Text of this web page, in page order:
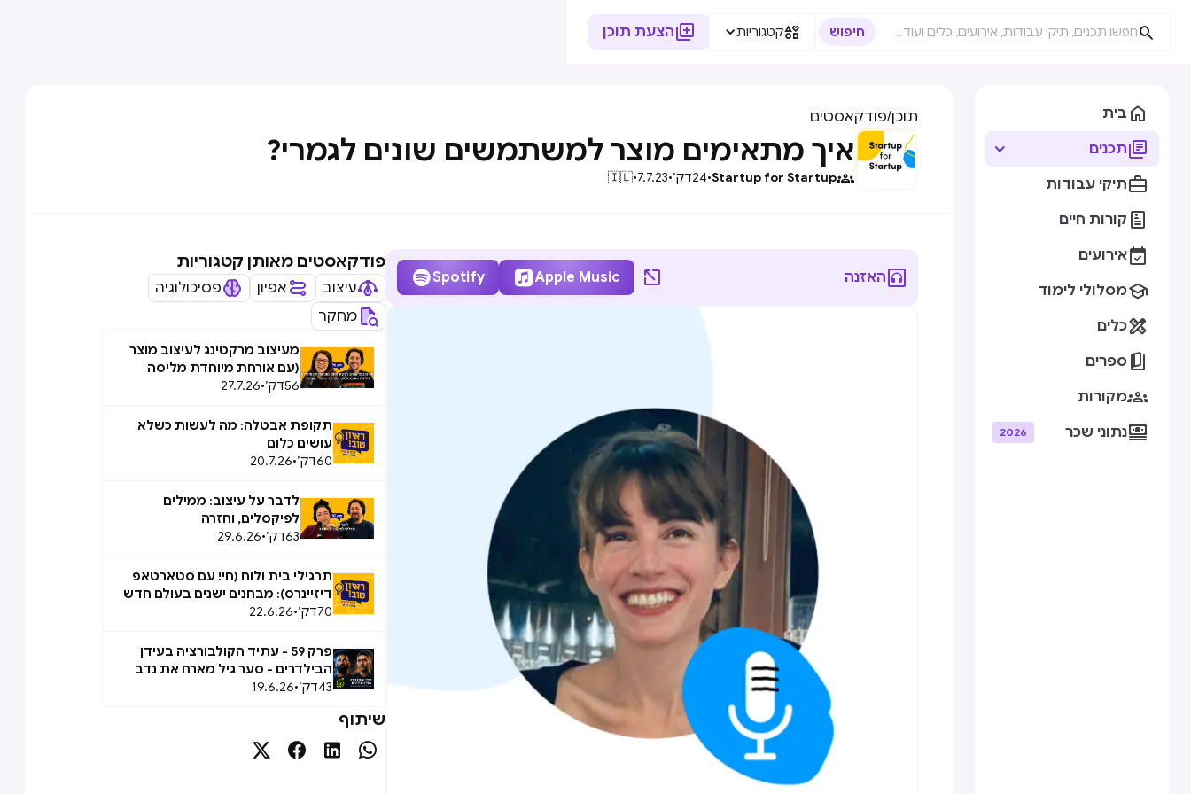

קטגוריות הצעת תוכן
 בית
תכנים
תיקי עבודות
 קורות חיים
אירועים
מסלולי לימוד
כלים
 ספרים
מקורות
נתוני שכר 2026
תוכן/פודקאסטים
איך מתאימים מוצר למשתמשים שונים לגמרי?

Startup for Startup
•
24דק׳•
7.7.23
•
🇮🇱
האזנה 
Apple Music

Spotify

פודקאסטים מאותן קטגוריות
עיצוב אפיון
פסיכולוגיה
מחקר
מעיצוב מרקטינג לעיצוב מוצר
(עם אורחת מיוחדת מליסה
טאוב): המעבר הבלתי אפשרי,
56דק׳•
27.7.26
תקופת אבטלה: מה לעשות כשלא
עושים כלום
60דק׳•
20.7.26
לדבר על עיצוב: ממילים
לפיקסלים, וחזרה
63דק׳•
29.6.26
תרגילי בית ולוח (חי! עם סטארטאפ
דיזיינרס): מבחנים ישנים בעולם חדש
70דק׳•
22.6.26
פרק 59 - עתיד הקולבורציה בעידן
הבילדרים - סער גיל מארח את נדב
אבידן
43דק׳•
19.6.26
שיתוף



